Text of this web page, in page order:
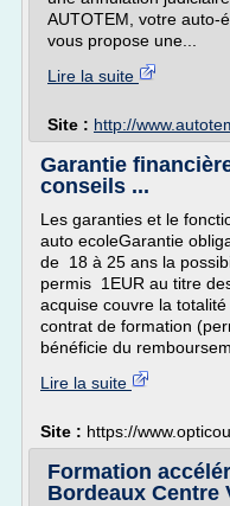
AUTOTEM, votre auto-
vous propose une...
Lire la suite
Site : http://
Garantie
conseils ...
Les garanties et le
auto ecoleGarantie
de 18 à 25 ans la
permis 1EUR au titre
acquise couvre la
contrat de formation
bénéficie du
Lire la suite
Site : https://
Formation
Bordeaux Centre